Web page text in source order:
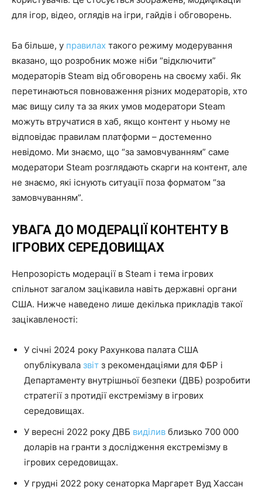
для ігор, відео, оглядів на ігри, гайдів і обговорень.
Ба більше, у правилах такого режиму модерування
вказано, що розробник може ніби “відключити”
модераторів Steam від обговорень на своєму хабі. Як
перетинаються повноваження різних модераторів, хто
має вищу силу та за яких умов модератори Steam
можуть втручатися в хаб, якщо контент у ньому не
відповідає правилам платформи – достеменно
невідомо. Ми знаємо, що “за замовчуванням” саме
модератори Steam розглядають скарги на контент, але
не знаємо, які існують ситуації поза форматом “за
замовчуванням”.
УВАГА ДО МОДЕРАЦІЇ КОНТЕНТУ В
ІГРОВИХ СЕРЕДОВИЩАХ
Непрозорість модерації в Steam і тема ігрових
спільнот загалом зацікавила навіть державні органи
США. Нижче наведено лише декілька прикладів такої
зацікавленості:
У січні 2024 року Рахункова палата США
опублікувала звіт з рекомендаціями для ФБР і
Департаменту внутрішньої безпеки (ДВБ) розробити
стратегії з протидії екстремізму в ігрових
середовищах.
У вересні 2022 року ДВБ виділив близько 700 000
доларів на гранти з дослідження екстремізму в
ігрових середовищах.
У грудні 2022 року сенаторка Маргарет Вуд Хассан